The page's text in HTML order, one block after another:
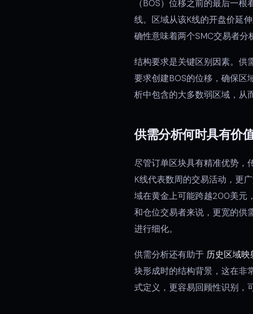
（BOS）位移之前的最后一
线。区域从该K线的开盘价延
确性意味着两个SMC交易者分
结构要求是关键区别因素。
要求创建BOS的位移，确保区
析中包含的大多数弱区域，从
供需分析何时具有价
尽管订单区块具有精准优势，
K线代表数周的交易活动，更
域在黄金上可能跨越200美元
和仓位交易者来说，更宽的供
进行细化。
供需分析还有助于 历史区域映
块形成时的结构背景，这在非
式定义，更容易回顾性识别，